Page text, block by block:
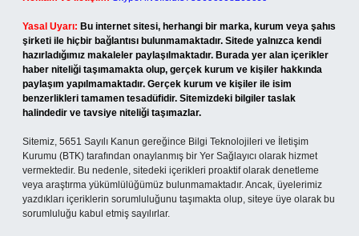
Yasal Uyarı: Bu internet sitesi, herhangi bir marka, kurum veya şahıs
şirketi ile hiçbir bağlantısı bulunmamaktadır. Sitede yalnızca kendi
hazırladığımız makaleler paylaşılmaktadır. Burada yer alan içerikler
haber niteliği taşımamakta olup, gerçek kurum ve kişiler hakkında
paylaşım yapılmamaktadır. Gerçek kurum ve kişiler ile isim
benzerlikleri tamamen tesadüfidir. Sitemizdeki bilgiler taslak
halindedir ve tavsiye niteliği taşımazlar.
Sitemiz, 5651 Sayılı Kanun gereğince Bilgi Teknolojileri ve İletişim
Kurumu (BTK) tarafından onaylanmış bir Yer Sağlayıcı olarak hizmet
vermektedir. Bu nedenle, sitedeki içerikleri proaktif olarak denetleme
veya araştırma yükümlülüğümüz bulunmamaktadır. Ancak, üyelerimiz
yazdıkları içeriklerin sorumluluğunu taşımakta olup, siteye üye olarak bu
sorumluluğu kabul etmiş sayılırlar.